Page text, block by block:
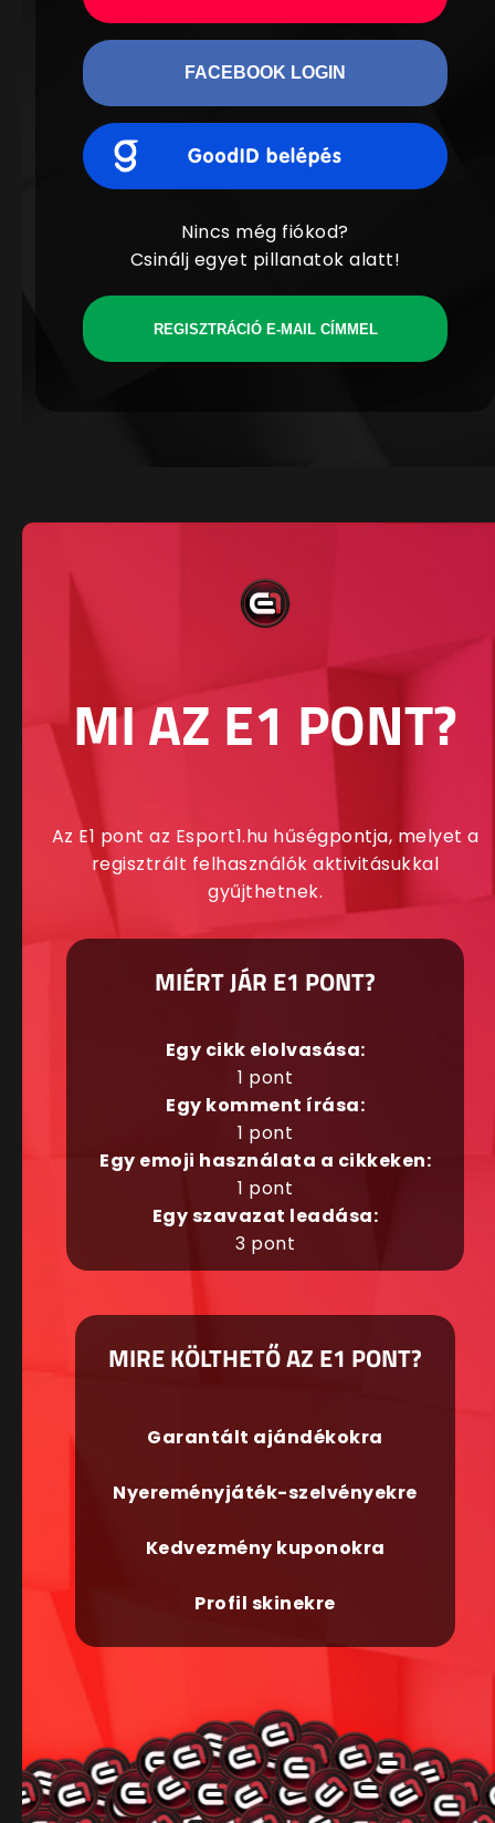
FACEBOOK LOGIN
Nincs még fiókod?
Csinálj egyet pillanatok alatt!
REGISZTRÁCIÓ E-MAIL CÍMMEL
MI AZ E1 PONT?
Az E1 pont az Esport1.hu hűségpontja, melyet a
regisztrált felhasználók aktivitásukkal
gyűjthetnek.
MIÉRT JÁR E1 PONT?
Egy cikk elolvasása:
1 pont
Egy komment írása:
1 pont
Egy emoji használata a cikkeken:
1 pont
Egy szavazat leadása:
3 pont
MIRE KÖLTHETŐ AZ E1 PONT?
Garantált ajándékokra
Nyereményjáték-szelvényekre
Kedvezmény kuponokra
Profil skinekre